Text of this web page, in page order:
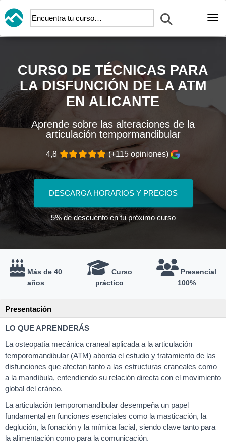
CURSO DE TÉCNICAS PARA
LA DISFUNCIÓN DE LA ATM
EN ALICANTE
Aprende sobre las alteraciones de la
articulación tempormandibular
4,8 (+115 opiniones)
DESCARGA HORARIOS Y PRECIOS
5% de descuento en tu próximo curso
Más de 40
años
Curso
práctico
Presencial
100%
Presentación
LO QUE APRENDERÁS
La osteopatía mecánica craneal aplicada a la articulación
temporomandibular (ATM) aborda el estudio y tratamiento de las
disfunciones que afectan tanto a las estructuras craneales como
a la mandíbula, entendiendo su relación directa con el movimiento
global del cráneo.
La articulación temporomandibular desempeña un papel
fundamental en funciones esenciales como la masticación, la
deglución, la fonación y la mímica facial, siendo clave tanto para
la alimentación como para la comunicación.